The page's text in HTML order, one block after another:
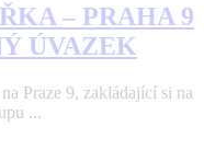
– PRAHA 9
ÚVAZEK
Praze 9, zakládající si na
...